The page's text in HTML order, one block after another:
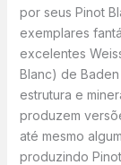
por seus Pinot
exemplares
excelentes
Blanc) de
estrutura e
produzem
até mesmo
produzindo